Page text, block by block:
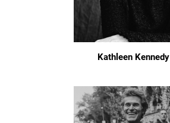
Kathleen Kennedy